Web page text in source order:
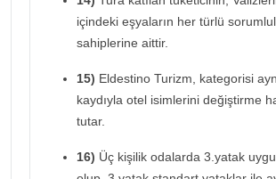
içindeki eşyaların her türlü
sahiplerine aittir.
15) Eldestino Turizm, kategorisi
kaydıyla otel isimlerini değiştirme
tutar.
16) Üç kişilik odalarda 3.yatak